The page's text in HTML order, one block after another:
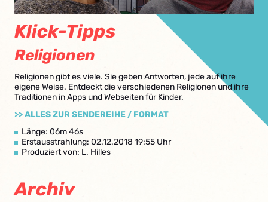
Klick-Tipps
Religionen
Religionen gibt es viele. Sie geben Antworten, jede auf ihre
eigene Weise. Entdeckt die verschiedenen Religionen und ihre
Traditionen in Apps und Webseiten für Kinder.
>> ALLES ZUR SENDEREIHE / FORMAT
Länge: 06m 46s
Erstausstrahlung: 02.12.2018 19:55 Uhr
Produziert von: L. Hilles
Archiv